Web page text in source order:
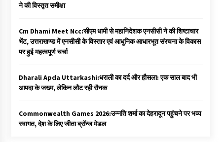
ने की विस्तृत समीक्षा
Cm Dhami Meet Ncc:सीएम धामी से महानिदेशक एनसीसी ने की शिष्टाचार
भेंट, उत्तराखण्ड में एनसीसी के विस्तार एवं आधुनिक आधारभूत संरचना के विकास
पर हुई महत्वपूर्ण चर्चा
Dharali Apda Uttarkashi:धराली का दर्द और हौसला: एक साल बाद भी
आपदा के जख्म, लेकिन लौट रही रौनक
Commonwealth Games 2026:उन्नति शर्मा का देहरादून पहुंचने पर भव्य
स्वागत, देश के लिए जीता ब्रॉन्ज मेडल